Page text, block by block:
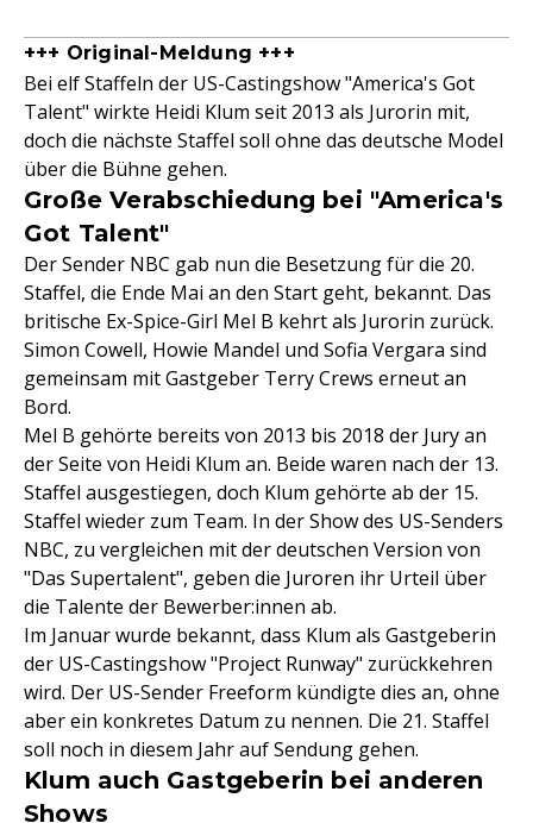
+++ Original-Meldung +++
Bei elf Staffeln der US-Castingshow "America's Got
Talent" wirkte Heidi Klum seit 2013 als Jurorin mit,
doch die nächste Staffel soll ohne das deutsche Model
über die Bühne gehen.
Große Verabschiedung bei "America's
Got Talent"
Der Sender NBC gab nun die Besetzung für die 20.
Staffel, die Ende Mai an den Start geht, bekannt. Das
britische Ex-Spice-Girl Mel B kehrt als Jurorin zurück.
Simon Cowell, Howie Mandel und Sofia Vergara sind
gemeinsam mit Gastgeber Terry Crews erneut an
Bord.
Mel B gehörte bereits von 2013 bis 2018 der Jury an
der Seite von Heidi Klum an. Beide waren nach der 13.
Staffel ausgestiegen, doch Klum gehörte ab der 15.
Staffel wieder zum Team. In der Show des US-Senders
NBC, zu vergleichen mit der deutschen Version von
"Das Supertalent", geben die Juroren ihr Urteil über
die Talente der Bewerber:innen ab.
Im Januar wurde bekannt, dass Klum als Gastgeberin
der US-Castingshow "Project Runway" zurückkehren
wird. Der US-Sender Freeform kündigte dies an, ohne
aber ein konkretes Datum zu nennen. Die 21. Staffel
soll noch in diesem Jahr auf Sendung gehen.
Klum auch Gastgeberin bei anderen
Shows